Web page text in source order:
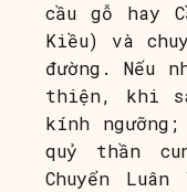
cầu gỗ hay
Kiều) và
đường. Nếu
thiện, khi
kính
quỷ thần
Chuyển